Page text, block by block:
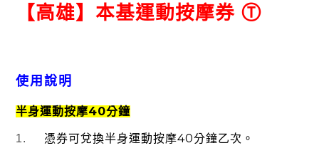
【高雄】本基運動按摩券 Ⓣ
使用說明
半身運動按摩40分鐘
1. 憑券可兌換半身運動按摩40分鐘乙次。